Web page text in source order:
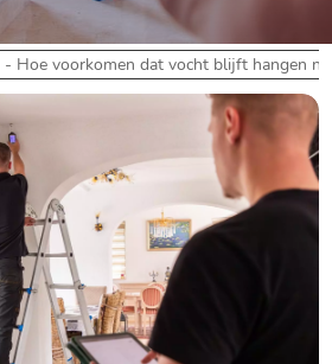
- Hoe voorkomen dat vocht blijft hangen